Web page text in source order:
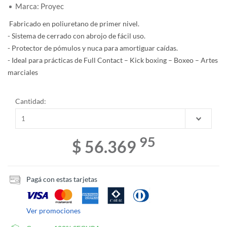
Marca: Proyec
Fabricado en poliuretano de primer nivel.
- Sistema de cerrado con abrojo de fácil uso.
- Protector de pómulos y nuca para amortiguar caídas.
- Ideal para prácticas de Full Contact – Kick boxing – Boxeo – Artes
marciales
Cantidad:
$ 56.369 95
Pagá con estas tarjetas
Ver promociones